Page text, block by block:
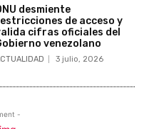
desmiente
de acceso y
cifras oficiales del
venezolano
3 julio, 2026
-